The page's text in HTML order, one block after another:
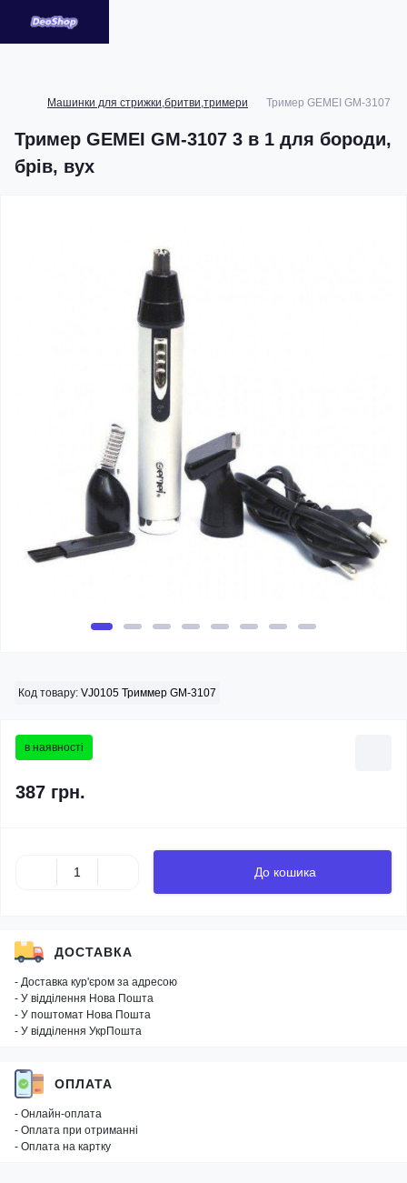
Машинки для стрижки,бритви,тримери Тример GEMEI GM-3107 3
Тример GEMEI GM-3107 3 в 1 для бороди,
брів, вух
Код товару: VJ0105 Триммер GM-3107
в наявності
387 грн.
До кошика
ДОСТАВКА
- Доставка кур'єром за адресою
- У відділення Нова Пошта
- У поштомат Нова Пошта
- У відділення УкрПошта
ОПЛАТА
- Онлайн-оплата
- Оплата при отриманні
- Оплата на картку